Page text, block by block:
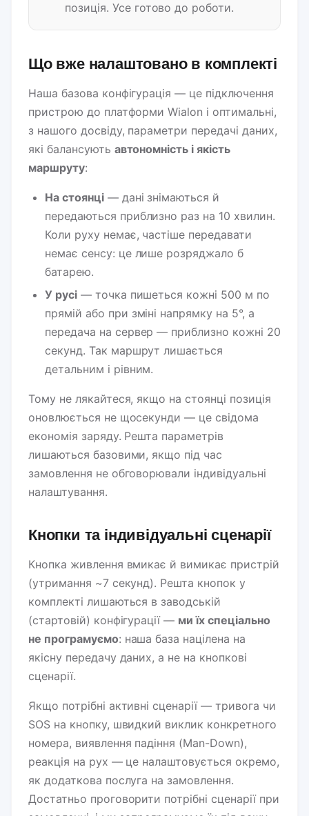
позиція. Усе готово до роботи.
Що вже налаштовано в комплекті
Наша базова конфігурація — це підключення
пристрою до платформи Wialon і оптимальні,
з нашого досвіду, параметри передачі даних,
які балансують автономність і якість
маршруту:
На стоянці— дані знімаються й
передаються приблизно раз на 10 хвилин.
Коли руху немає, частіше передавати
немає сенсу: це лише розряджало б
батарею.
У русі— точка пишеться кожні 500 м по
прямій або при зміні напрямку на 5°, а
передача на сервер — приблизно кожні 20
секунд. Так маршрут лишається
детальним і рівним.
Тому не лякайтеся, якщо на стоянці позиція
оновлюється не щосекунди — це свідома
економія заряду. Решта параметрів
лишаються базовими, якщо під час
замовлення не обговорювали індивідуальні
налаштування.
Кнопки та індивідуальні сценарії
Кнопка живлення вмикає й вимикає пристрій
(утримання ~7 секунд). Решта кнопок у
комплекті лишаються в заводській
(стартовій) конфігурації — ми їх спеціально
не програмуємо: наша база націлена на
якісну передачу даних, а не на кнопкові
сценарії.
Якщо потрібні активні сценарії — тривога чи
SOS на кнопку, швидкий виклик конкретного
номера, виявлення падіння (Man-Down),
реакція на рух — це налаштовується окремо,
як додаткова послуга на замовлення.
Достатньо проговорити потрібні сценарії при